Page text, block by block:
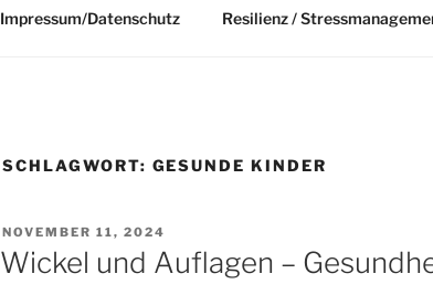
Impressum/Datenschutz Resilienz /
SCHLAGWORT: GESUNDE KINDER
VERÖFFENTLICHT
AM
NOVEMBER 11, 2024
Wickel und Auflagen –